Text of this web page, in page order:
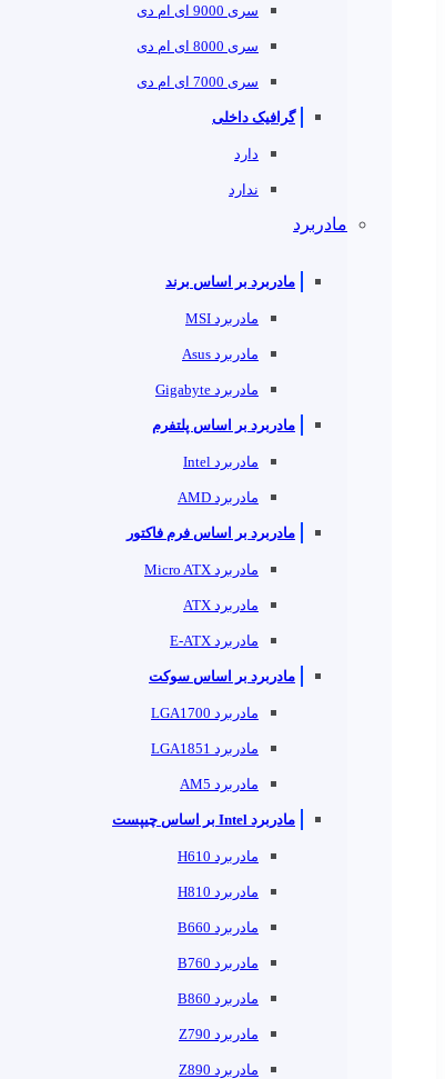
سری 9000 ای ام دی
سری 8000 ای ام دی
سری 7000 ای ام دی
گرافیک داخلی
دارد
ندارد
مادربرد
مادربرد بر اساس برند
مادربرد MSI
مادربرد Asus
مادربرد Gigabyte
مادربرد بر اساس پلتفرم
مادربرد Intel
مادربرد AMD
مادربرد بر اساس فرم فاکتور
مادربرد Micro ATX
مادربرد ATX
مادربرد E-ATX
مادربرد بر اساس سوکت
مادربرد LGA1700
مادربرد LGA1851
مادربرد AM5
مادربرد Intel بر اساس چیپست
مادربرد H610
مادربرد H810
مادربرد B660
مادربرد B760
مادربرد B860
مادربرد Z790
مادربرد Z890